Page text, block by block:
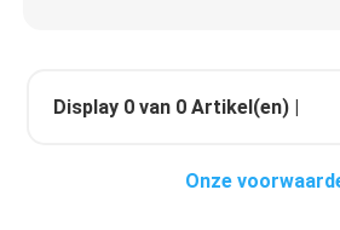
Display 0 van 0 Artikel(en) |
Onze